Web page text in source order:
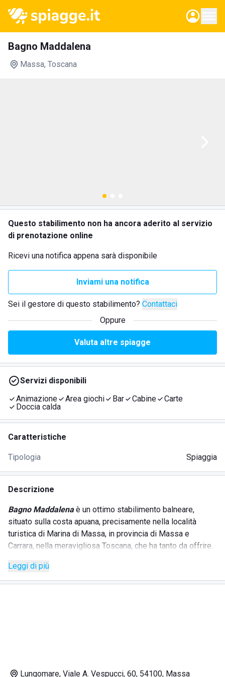
Bagno Maddalena
Massa, Toscana
Questo stabilimento non ha ancora aderito al servizio
di prenotazione online
Ricevi una notifica appena sarà disponibile
Inviami una notifica
Sei il gestore di questo stabilimento? Contattaci
Oppure
Valuta altre spiagge
Servizi disponibili
Animazione
Area giochi Bar Cabine
Carte
Doccia calda
Caratteristiche
Tipologia Spiaggia
Descrizione
Bagno Maddalenaè un ottimo stabilimento balneare,
situato sulla costa apuana, precisamente nella località
turistica di Marina di Massa, in provincia di Massa e
Carrara, nella meravigliosa Toscana, che ha tanto da offrire.
trascorrere le vacanze in famiglia e in tranquillità. Il
personale si pone come obiettivo quello di soddisfare i
Leggi di più
Lungomare, Viale A. Vespucci, 60, 54100, Massa